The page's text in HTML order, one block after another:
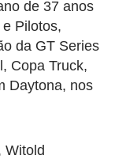
de 37 anos
Pilotos,
da GT Series
Copa Truck,
Daytona, nos
Witold